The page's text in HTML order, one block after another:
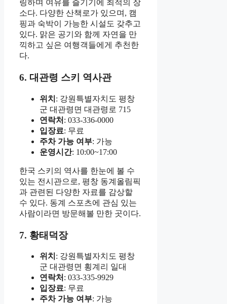
링하며 여유를 즐기기에 최적의 장
소다. 다양한 산책로가 있으며, 캠
핑과 숙박이 가능한 시설도 갖추고
있다. 맑은 공기와 함께 자연을 만
끽하고 싶은 여행객들에게 추천한
다.
6. 대관령 스키 역사관
위치 : 강원특별자치도 평창
군 대관령면 대관령로 715
연락처 : 033-336-0000
입장료: 무료
주차 가능 여부: 가능
운영시간: 10:00~17:00
한국 스키의 역사를 한눈에 볼 수
있는 전시관으로, 평창 동계올림픽
과 관련된 다양한 자료를 감상할
수 있다. 동계 스포츠에 관심 있는
사람이라면 방문해볼 만한 곳이다.
7. 황태덕장
위치 : 강원특별자치도 평창
군 대관령면 횡계리 일대
연락처 : 033-335-9929
입장료: 무료
주차 가능 여부: 가능